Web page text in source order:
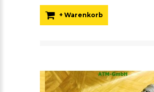
+ Warenkorb